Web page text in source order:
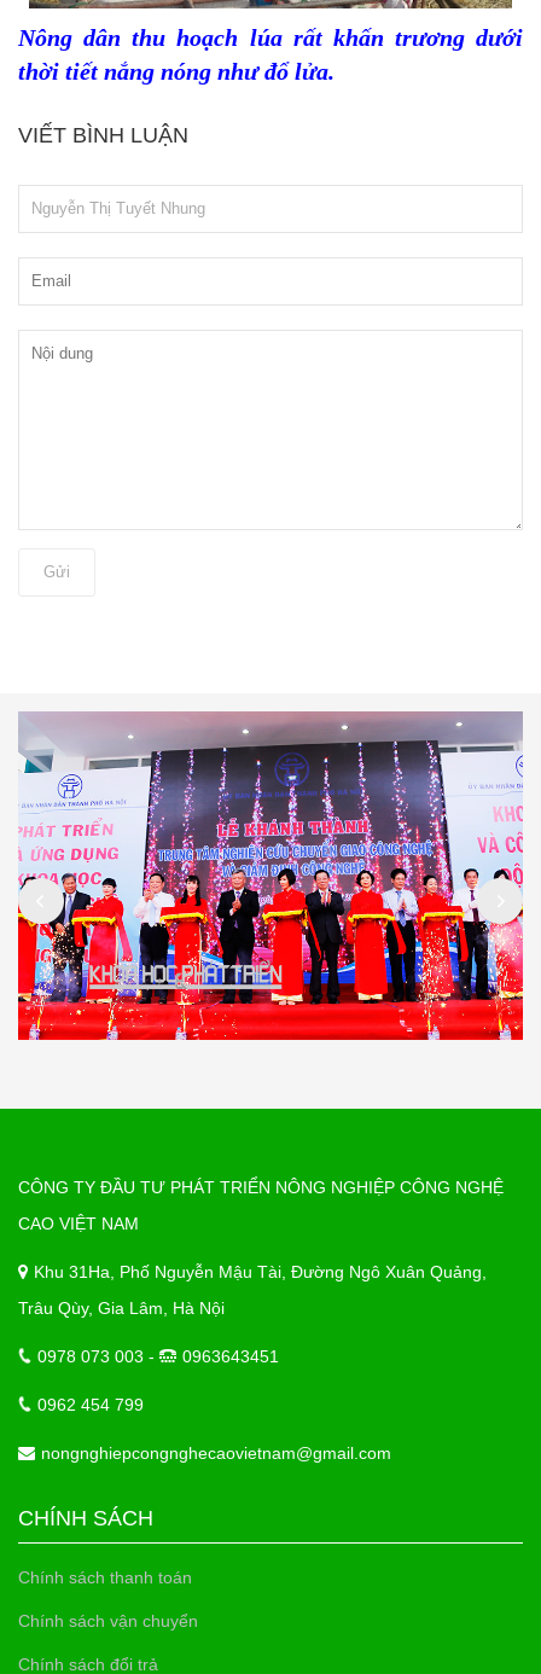
Nông dân thu hoạch lúa rất khấn trương dưới
thời tiết nắng nóng như đổ lửa.
VIẾT BÌNH LUẬN
Gửi
CÔNG TY ĐẦU TƯ PHÁT TRIỂN NÔNG NGHIỆP CÔNG NGHỆ
CAO VIỆT NAM
Khu 31Ha, Phố Nguyễn Mậu Tài, Đường Ngô Xuân Quảng,
Trâu Qùy, Gia Lâm, Hà Nội
0978 073 003 - 0963643451
0962 454 799
nongnghiepcongnghecaovietnam@gmail.com
CHÍNH SÁCH
Chính sách thanh toán
Chính sách vận chuyển
Chính sách đổi trả